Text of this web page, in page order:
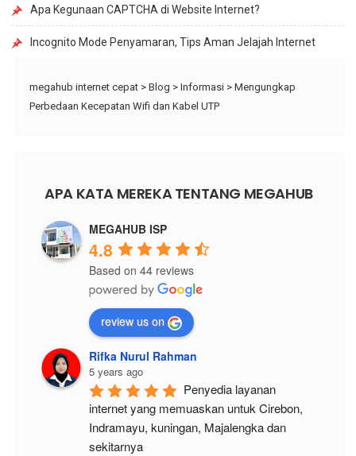
Apa Kegunaan CAPTCHA di Website Internet?
Incognito Mode Penyamaran, Tips Aman Jelajah Internet
megahub internet cepat > Blog > Informasi > Mengungkap
Perbedaan Kecepatan Wifi dan Kabel UTP
APA KATA MEREKA TENTANG MEGAHUB
MEGAHUB ISP
4.8
Based on 44 reviews
review us on
Rifka Nurul Rahman
5 years ago
Penyedia layanan
internet yang memuaskan untuk Cirebon,
Indramayu, kuningan, Majalengka dan
sekitarnya